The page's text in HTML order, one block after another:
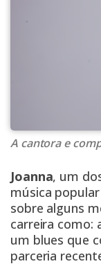
A cantora e
Joanna, um
música
sobre alguns
carreira como:
um blues que
parceria